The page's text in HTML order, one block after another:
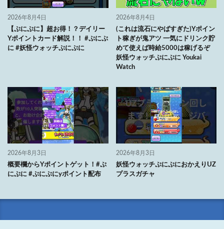
2026年8月4日
【ぷにぷに】超お得！？デイリー
Yポイントカード解説！！ #ぷにぷ
に #妖怪ウォッチぷにぷに
2026年8月4日
(これは流石にやばすぎた)Yポイン
ト稼ぎが鬼アツ 一気にドリンク貯
めて使えば時給5000は稼げるぞ
妖怪ウォッチぷにぷに Youkai
Watch
2026年8月3日
概要欄からYポイントゲット！#ぷ
にぷに #ぷにぷにyポイント配布
2026年8月3日
妖怪ウォッチぷにぷにおかえりUZ
プラスガチャ